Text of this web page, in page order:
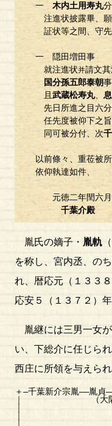
一 木内土用寿丸
注進状披露畢、願
証状等之間、守先
一 隠田増田事
就注進状并請文
国分孫五郎泰朝
且 武蔵松寿丸、
先日所進之目六分
任先度被仰下之旨
同可被分付、次
以前條々、重莅被
依仰執達如件、
元徳二年閏六
千葉介殿
胤氏の嫡子・ 胤軌
を称し、宮内丞、の
れ、暦応元（１３３
応安５（１３７２）
胤継には三男一女が
い、下総介に任じら
西庄に所領を与えら
＋―千葉新介宗胤――胤貞
｜ （大隅守）
｜ 木内
｜ （左衛